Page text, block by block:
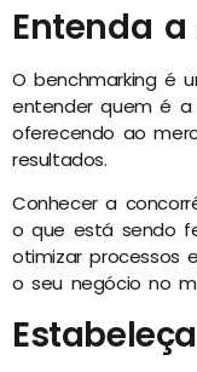
Entenda
O benchmarking é
entender quem é
oferecendo ao
resultados.
Conhecer a
o que está sendo
otimizar processos
o seu negócio no